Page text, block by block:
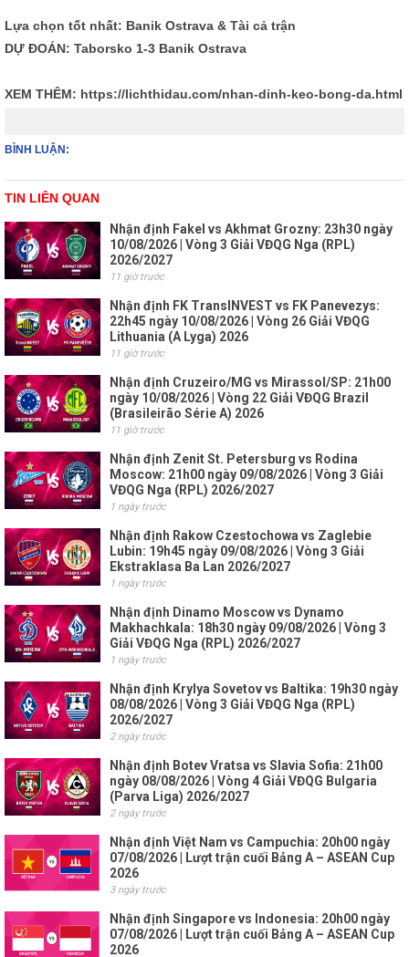
Lựa chọn tốt nhất: Banik Ostrava & Tài cả trận
DỰ ĐOÁN: Taborsko 1-3 Banik Ostrava
XEM THÊM: https://lichthidau.com/nhan-dinh-keo-bong-da.html
BÌNH LUẬN:
TIN LIÊN QUAN
Nhận định Fakel vs Akhmat Grozny: 23h30 ngày
10/08/2026 | Vòng 3 Giải VĐQG Nga (RPL)
2026/2027
11 giờ trước
Nhận định FK TransINVEST vs FK Panevezys:
22h45 ngày 10/08/2026 | Vòng 26 Giải VĐQG
Lithuania (A Lyga) 2026
11 giờ trước
Nhận định Cruzeiro/MG vs Mirassol/SP: 21h00
ngày 10/08/2026 | Vòng 22 Giải VĐQG Brazil
(Brasileirão Série A) 2026
11 giờ trước
Nhận định Zenit St. Petersburg vs Rodina
Moscow: 21h00 ngày 09/08/2026 | Vòng 3 Giải
VĐQG Nga (RPL) 2026/2027
1 ngày trước
Nhận định Rakow Czestochowa vs Zaglebie
Lubin: 19h45 ngày 09/08/2026 | Vòng 3 Giải
Ekstraklasa Ba Lan 2026/2027
1 ngày trước
Nhận định Dinamo Moscow vs Dynamo
Makhachkala: 18h30 ngày 09/08/2026 | Vòng 3
Giải VĐQG Nga (RPL) 2026/2027
1 ngày trước
Nhận định Krylya Sovetov vs Baltika: 19h30 ngày
08/08/2026 | Vòng 3 Giải VĐQG Nga (RPL)
2026/2027
2 ngày trước
Nhận định Botev Vratsa vs Slavia Sofia: 21h00
ngày 08/08/2026 | Vòng 4 Giải VĐQG Bulgaria
(Parva Liga) 2026/2027
2 ngày trước
Nhận định Việt Nam vs Campuchia: 20h00 ngày
07/08/2026 | Lượt trận cuối Bảng A – ASEAN Cup
2026
3 ngày trước
Nhận định Singapore vs Indonesia: 20h00 ngày
07/08/2026 | Lượt trận cuối Bảng A – ASEAN Cup
2026